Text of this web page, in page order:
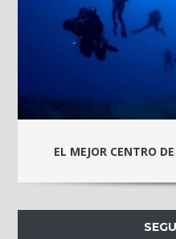
EL MEJOR CENTRO